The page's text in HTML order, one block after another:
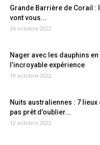
Grande Barrière de Corail :
vont vous...
26 octobre 2022
Nager avec les dauphins
l’incroyable expérience
19 octobre 2022
Nuits australiennes : 7 lieux
pas prêt d’oublier...
12 octobre 2022